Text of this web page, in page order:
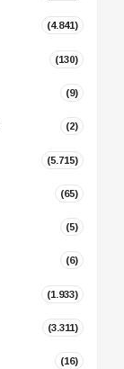
(4.841)
(130)
(9)
(2)
(5.715)
(65)
(5)
(6)
(1.933)
(3.311)
(16)